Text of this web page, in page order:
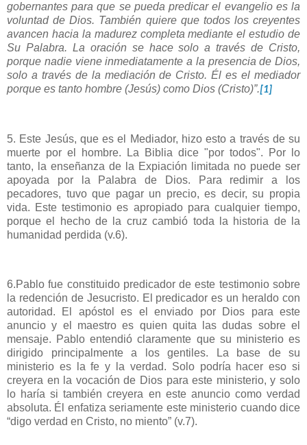
gobernantes para que se pueda predicar el evangelio es la
voluntad de Dios. También quiere que todos los creyentes
avancen hacia la madurez completa mediante el estudio de
Su Palabra. La oración se hace solo a través de Cristo,
porque nadie viene inmediatamente a la presencia de Dios,
solo a través de la mediación de Cristo. Él es el mediador
porque es tanto hombre (Jesús) como Dios (Cristo)”.[1]
5. Este Jesús, que es el Mediador, hizo esto a través de su
muerte por el hombre. La Biblia dice "por todos". Por lo
tanto, la enseñanza de la Expiación limitada no puede ser
apoyada por la Palabra de Dios. Para redimir a los
pecadores, tuvo que pagar un precio, es decir, su propia
vida. Este testimonio es apropiado para cualquier tiempo,
porque el hecho de la cruz cambió toda la historia de la
humanidad perdida (v.6).
6.Pablo fue constituido predicador de este testimonio sobre
la redención de Jesucristo. El predicador es un heraldo con
autoridad. El apóstol es el enviado por Dios para este
anuncio y el maestro es quien quita las dudas sobre el
mensaje. Pablo entendió claramente que su ministerio es
dirigido principalmente a los gentiles. La base de su
ministerio es la fe y la verdad. Solo podría hacer eso si
creyera en la vocación de Dios para este ministerio, y solo
lo haría si también creyera en este anuncio como verdad
absoluta. Él enfatiza seriamente este ministerio cuando dice
“digo verdad en Cristo, no miento” (v.7).